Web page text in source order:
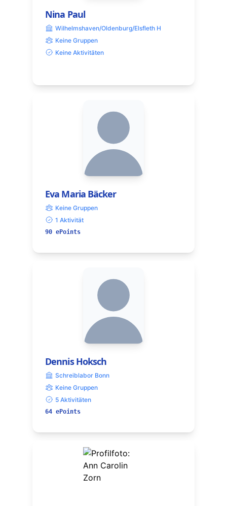
Nina Paul
Wilhelmshaven/Oldenburg/Elsfleth H
Keine Gruppen
Keine Aktivitäten
Eva Maria Bäcker
Keine Gruppen
1 Aktivität
90 ePoints
Dennis Hoksch
Schreiblabor Bonn
Keine Gruppen
5 Aktivitäten
64 ePoints